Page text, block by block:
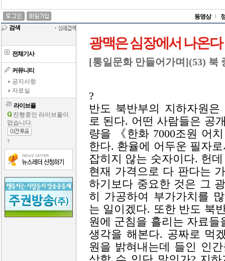
동영상
검색
전체기사
커뮤니티
공지사항
자료실
라이브폴
진행중인 라이브폴이
없습니다.
?
광맥은 심장에서 나온다
[통일문화 만들어가며](53) 북
?
반도 북반부의 지하자원
로 된다. 어떤 사람들은 공
량을 《한화 7000조원 어
한다. 환율에 어두운 필자
잡히지 않는 숫자이다. 헌
현재 가격으로 다 판다는
하기보다 중요한 것은 그
히 가공하여 부가가치를
는 일이겠다. 또한 반도 북
원에 군침을 흘리는 자료들
생각을 해본다. 공짜로 먹
원을 밝혀내는데 들인 인